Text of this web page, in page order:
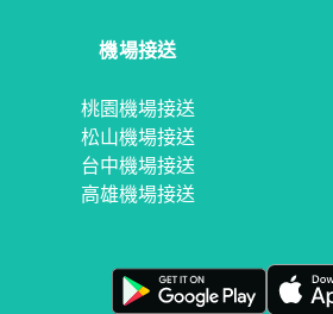
機場接送
桃園機場接送
松山機場接送
台中機場接送
高雄機場接送